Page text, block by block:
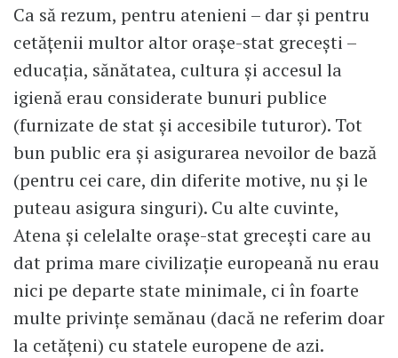
Ca să rezum, pentru atenieni – dar și pentru
cetățenii multor altor orașe-stat grecești –
educația, sănătatea, cultura și accesul la
igienă erau considerate bunuri publice
(furnizate de stat și accesibile tuturor). Tot
bun public era și asigurarea nevoilor de bază
(pentru cei care, din diferite motive, nu și le
puteau asigura singuri). Cu alte cuvinte,
Atena și celelalte orașe-stat grecești care au
dat prima mare civilizație europeană nu erau
nici pe departe state minimale, ci în foarte
multe privințe semănau (dacă ne referim doar
la cetățeni) cu statele europene de azi.